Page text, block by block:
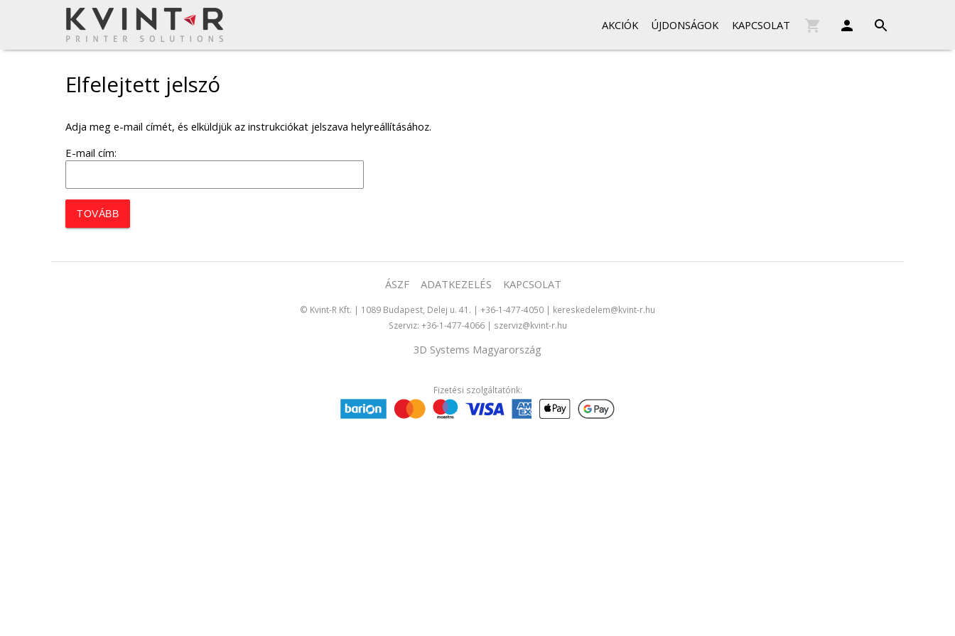
AKCIÓK ÚJDONSÁGOK KAPCSOLAT
Elfelejtett jelszó
Adja meg e-mail címét, és elküldjük az instrukciókat jelszava helyreállításához.
E-mail cím:
TOVÁBB
ÁSZF ADATKEZELÉS KAPCSOLAT
© Kvint-R Kft. | 1089 Budapest, Delej u. 41. | +36-1-477-4050 | kereskedelem@kvint-r.hu
Szerviz: +36-1-477-4066| szerviz@kvint-r.hu
3D Systems Magyarország
Fizetési szolgáltatónk: